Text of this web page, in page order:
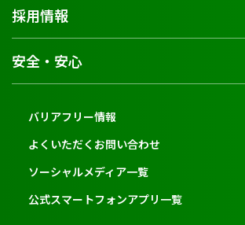
採用情報
安全・安心
バリアフリー情報
よくいただくお問い合わせ
ソーシャルメディア一覧
公式スマートフォンアプリ一覧